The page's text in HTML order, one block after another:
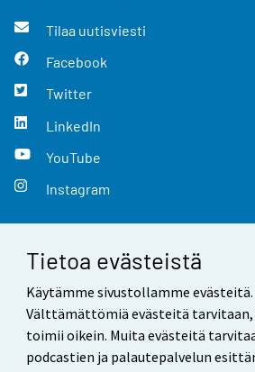
Tietoa evästeistä
Käytämme sivustollamme evästeitä.
Välttämättömiä evästeitä
toimii oikein. Muita evästeitä
podcastien ja palautepalvelun
Tilaa uutisviesti
Facebook
Twitter
LinkedIn
YouTube
Instagram
Yhteystiedot
Palaute
Käyttöehdot